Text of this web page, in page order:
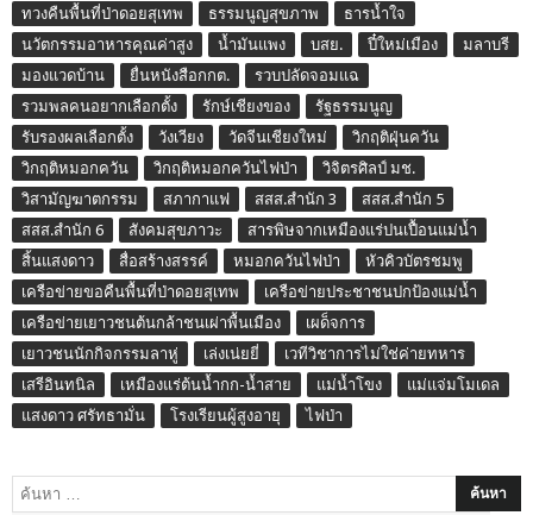
ทวงคืนพื้นที่ป่าดอยสุเทพ
ธรรมนูญสุขภาพ
ธารน้ำใจ
นวัตกรรมอาหารคุณค่าสูง
น้ำมันแพง บสย. ปี๋ใหม่เมือง
มลาบรี
มองแวดบ้าน
ยื่นหนังสือกกต.
รวบปลัดจอมแฉ
รวมพลคนอยากเลือกตั้ง
รักษ์เชียงของ
รัฐธรรมนูญ
รับรองผลเลือกตั้ง
วังเวียง วัดจีนเชียงใหม่
วิกฤติฝุ่นควัน
วิกฤติหมอกควัน
วิกฤติหมอกควันไฟป่า
วิจิตรศิลป์ มช.
วิสามัญฆาตกรรม
สภากาแฟ สสส.สำนัก 3
สสส.สำนัก 5
สสส.สำนัก 6
สังคมสุขภาวะ
สารพิษจากเหมืองแร่ปนเปื้อนแม่น้ำ
สิ้นแสงดาว
สื่อสร้างสรรค์ หมอกควันไฟป่า
หัวคิวบัตรชมพู
เครือข่ายขอคืนพื้นที่ป่าดอยสุเทพ
เครือข่ายประชาชนปกป้องแม่น้ำ
เครือข่ายเยาวชนต้นกล้าชนเผ่าพื้นเมือง
เผด็จการ
เยาวชนนักกิจกรรมลาหู่
เล่งเน่ยยี่
เวทีวิชาการไม่ใช่ค่ายทหาร
เสรีอินทนิล
เหมืองแร่ต้นน้ำกก-น้ำสาย แม่น้ำโขง
แม่แจ่มโมเดล
แสงดาว ศรัทธามั่น
โรงเรียนผู้สูงอายุ ไฟป่า